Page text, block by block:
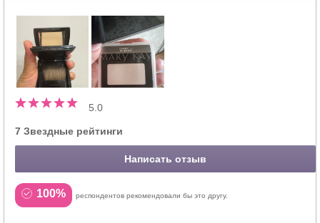
5.0
7 Звездные рейтинги
Написать отзыв
100% респондентов рекомендовали бы это другу.